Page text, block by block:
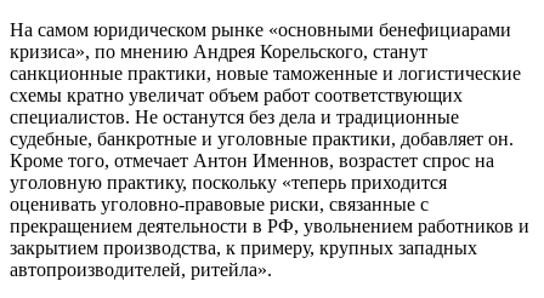
На самом юридическом рынке «основными бенефициарами
кризиса», по мнению Андрея Корельского, станут
санкционные практики, новые таможенные и логистические
схемы кратно увеличат объем работ соответствующих
специалистов. Не останутся без дела и традиционные
судебные, банкротные и уголовные практики, добавляет он.
Кроме того, отмечает Антон Именнов, возрастет спрос на
уголовную практику, поскольку «теперь приходится
оценивать уголовно-правовые риски, связанные с
прекращением деятельности в РФ, увольнением работников и
закрытием производства, к примеру, крупных западных
автопроизводителей, ритейла».